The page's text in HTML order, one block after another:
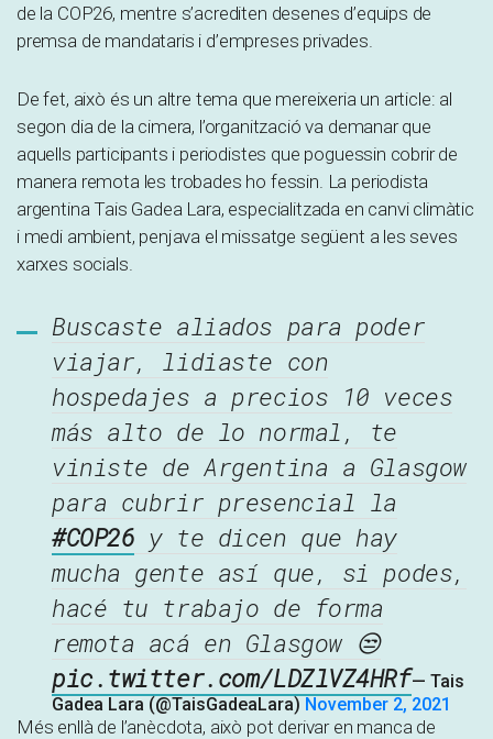
de la COP26, mentre s’acrediten desenes d’equips de
premsa de mandataris i d’empreses privades.
De fet, això és un altre tema que mereixeria un article: al
segon dia de la cimera, l’organització va demanar que
aquells participants i periodistes que poguessin cobrir de
manera remota les trobades ho fessin. La periodista
argentina Tais Gadea Lara, especialitzada en canvi climàtic
i medi ambient, penjava el missatge següent a les seves
xarxes socials.
Buscaste aliados para poder
viajar, lidiaste con
hospedajes a precios 10 veces
más alto de lo normal, te
viniste de Argentina a Glasgow
para cubrir presencial la
#COP26 y te dicen que hay
mucha gente así que, si podes,
hacé tu trabajo de forma
remota acá en Glasgow 😒
pic.twitter.com/LDZlVZ4HRf— Tais
Gadea Lara (@TaisGadeaLara) November 2, 2021
Més enllà de l’anècdota, això pot derivar en manca de